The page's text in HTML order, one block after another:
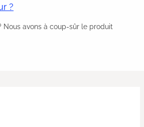
?
Nous avons à coup-sûr le produit